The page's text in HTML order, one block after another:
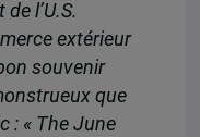
l’U.S.
extérieur
souvenir
que
: « The June